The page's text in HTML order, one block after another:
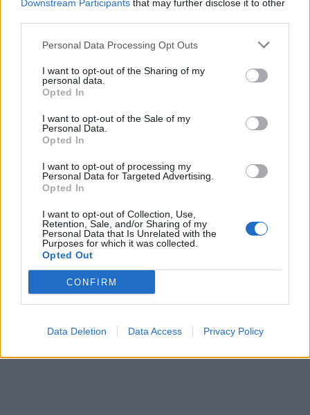
Downstream Participants that may further disclose it to other
Personal Data Processing Opt Outs
I want to opt-out of the Sharing of my
personal data.
Opted In
I want to opt-out of the Sale of my
Personal Data.
Opted In
I want to opt-out of processing my
Personal Data for Targeted Advertising.
Opted In
I want to opt-out of Collection, Use,
Retention, Sale, and/or Sharing of my
Personal Data that Is Unrelated with the
Purposes for which it was collected.
Opted Out
CONFIRM
Data Deletion Data Access Privacy Policy
είναι η κόρη μου".Αν ρωτήσεις την Ανατολή,
κάθε φορά θα θέλει να ανέβει στη σκηνή.
δύο γονείς ασχολούνται με τη μουσική. Της
αρέσει η μουσική, ακούει συχνά κάποια
νοτιοκορεάτικα τραγούδια, έχει ερεθίσματα.
Είναι πολύ λογικό. Πολλές φορές και αυτή
Απολύτως φυσιολογικό», είχε πει η Ήβη
Αδάμου σε συνέντευξή της στον Γιώργο
Λιάγκα.